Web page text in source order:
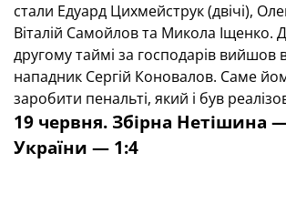
стали Едуард Цихмейструк (двічі),
Віталій Самойлов та Микола Іщенко.
другому таймі за господарів вийшов
нападник Сергій Коновалов. Саме
заробити пенальті, який і був
19 червня. Збірна Нетішина
України — 1:4